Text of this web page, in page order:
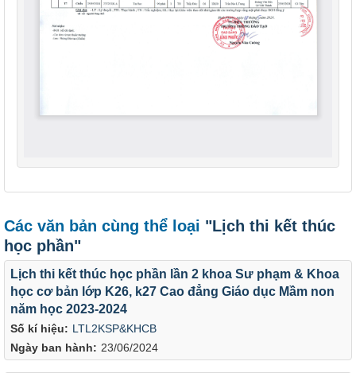
Các văn bản cùng thể loại "Lịch thi kết thúc
học phần"
Số kí hiệu: LTL2KSP&KHCB
Ngày ban hành: 23/06/2024
Lịch thi kết thúc học phần lần 2 khoa Sư phạm & Khoa
học cơ bản lớp K26, k27 Cao đẳng Giáo dục Mầm non
năm học 2023-2024